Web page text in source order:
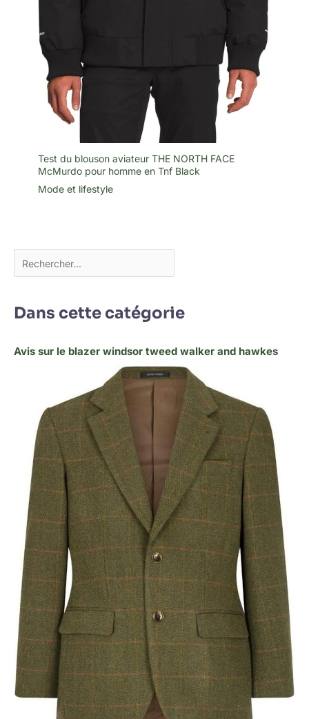
Test du blouson aviateur THE NORTH FACE
McMurdo pour homme en Tnf Black
Mode et lifestyle
Dans cette catégorie
Avis sur le blazer windsor tweed walker and hawkes